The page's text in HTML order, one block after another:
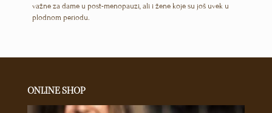
važne za dame u post-menopauzi, ali i žene koje su još uvek u
plodnom periodu.
ONLINE SHOP